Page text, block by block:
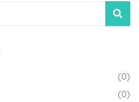
(0)
(0)